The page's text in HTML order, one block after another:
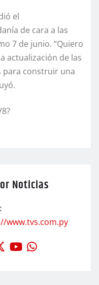
el
de cara a las
7 de junio. “Quiero
actualización de las
para construir una
Noticias
www.tvs.com.py